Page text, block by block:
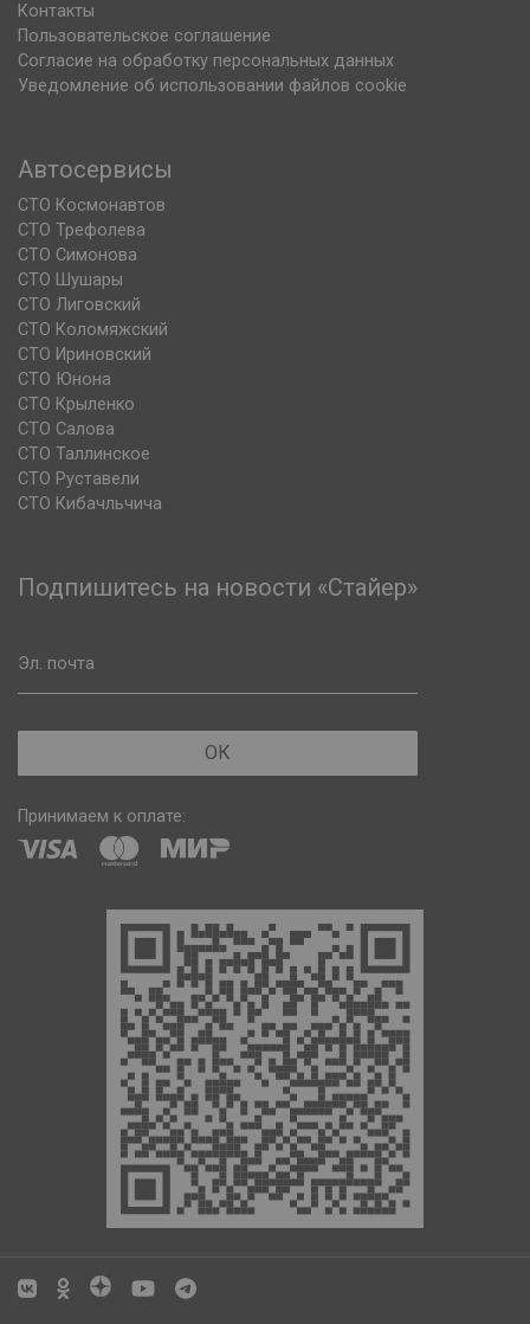
Контакты
Пользовательское соглашение
Согласие на обработку персональных данных
Уведомление об использовании файлов cookie
Автосервисы
СТО Космонавтов
СТО Трефолева
СТО Симонова
СТО Шушары
СТО Лиговский
СТО Коломяжский
СТО Ириновский
СТО Юнона
СТО Крыленко
СТО Салова
СТО Таллинское
СТО Руставели
СТО Кибачльчича
Подпишитесь на новости «Стайер»
Эл. почта
ОК
Принимаем к оплате: